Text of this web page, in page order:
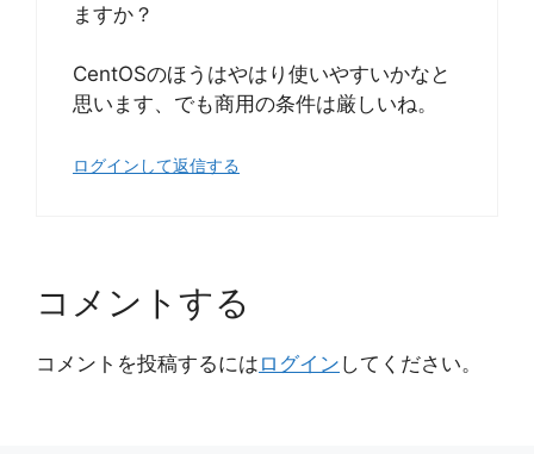
ますか？
CentOSのほうはやはり使いやすいかなと
思います、でも商用の条件は厳しいね。
ログインして返信する
コメントする
コメントを投稿するには ログイン してください。